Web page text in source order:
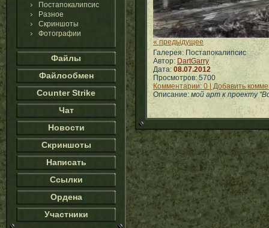
Постапокалипсис
Разное
Скриншоты
Фотографии
Файлы
Файлообмен
Counter Strike
Чат
Новости
Скриншоты
Написать
Ссылки
Ордена
Участники
« предыдущее
Галерея: Постапокалипсис
Автор: DartGarry
Дата: 08.07.2012
Просмотров: 5700
Комментарии: 0 | Добавить
Описание: мой арт к проекту